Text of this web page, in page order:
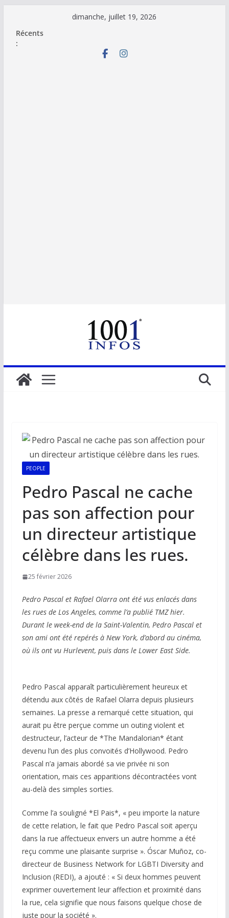
contenu
dimanche, juillet 19, 2026
Récents
:
PEOPLE
Pedro Pascal ne cache
pas son affection pour
un directeur artistique
célèbre dans les rues.
25 février 2026
Pedro Pascal et Rafael Olarra ont été vus enlacés dans
les rues de Los Angeles, comme l’a publié TMZ hier.
Durant le week-end de la Saint-Valentin, Pedro Pascal et
son ami ont été repérés à New York, d’abord au cinéma,
où ils ont vu Hurlevent, puis dans le Lower East Side.
Pedro Pascal apparaît particulièrement heureux et
détendu aux côtés de Rafael Olarra depuis plusieurs
semaines. La presse a remarqué cette situation, qui
aurait pu être perçue comme un outing violent et
destructeur, l’acteur de *The Mandalorian* étant
devenu l’un des plus convoités d’Hollywood. Pedro
Pascal n’a jamais abordé sa vie privée ni son
orientation, mais ces apparitions décontractées vont
au-delà des simples sorties.
Comme l’a souligné *El Pais*, « peu importe la nature
de cette relation, le fait que Pedro Pascal soit aperçu
dans la rue affectueux envers un autre homme a été
reçu comme une plaisante surprise ». Óscar Muñoz, co-
directeur de Business Network for LGBTI Diversity and
Inclusion (REDI), a ajouté : « Si deux hommes peuvent
exprimer ouvertement leur affection et proximité dans
la rue, cela signifie que nous faisons quelque chose de
juste pour la société ».